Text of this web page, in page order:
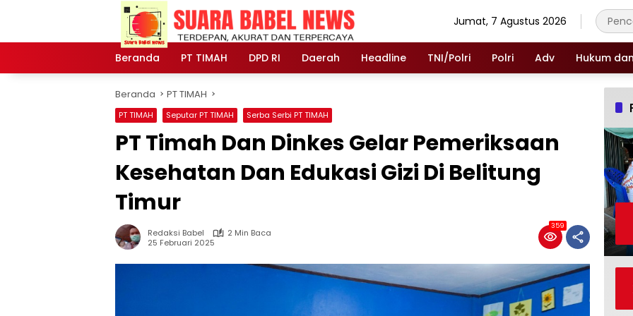
Jumat, 7 Agustus 2026
Beranda PT TIMAH DPD RI Daerah Headline TNI/Polri Polri Adv Hukum
Beranda PT TIMAH
PT TIMAH Seputar PT TIMAH Serba Serbi PT TIMAH
PT Timah Dan Dinkes Gelar Pemeriksaan
Kesehatan Dan Edukasi Gizi Di Belitung
Timur
Redaksi Babel
2 Min Baca
25 Februari 2025
359